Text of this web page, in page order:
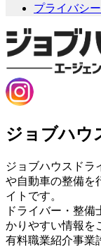
プライバシ
ジョブハウ
ジョブハウスドラ
や自動車の整備を
イトです。
ドライバー・整
かりやすい情報を
有料職業紹介事業